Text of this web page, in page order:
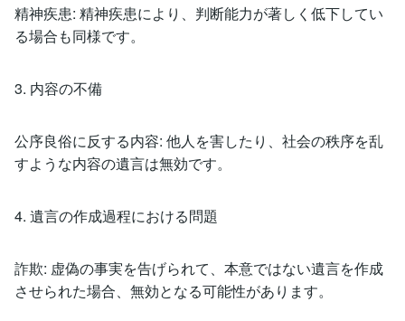
精神疾患: 精神疾患により、判断能力が著しく低下してい
る場合も同様です。
3. 内容の不備
公序良俗に反する内容: 他人を害したり、社会の秩序を乱
すような内容の遺言は無効です。
4. 遺言の作成過程における問題
詐欺: 虚偽の事実を告げられて、本意ではない遺言を作成
させられた場合、無効となる可能性があります。